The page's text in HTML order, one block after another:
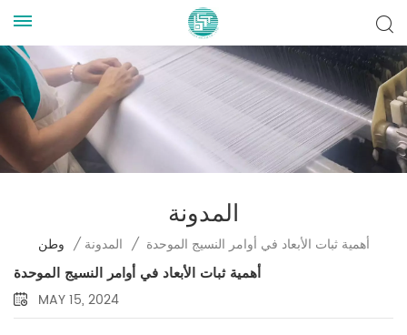
المدونة
وطن / المدونة / أهمية ثبات الأبعاد في أوامر النسيج الموحدة
أهمية ثبات الأبعاد في أوامر النسيج الموحدة
MAY 15, 2024